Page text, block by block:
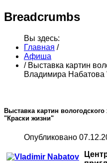
Breadcrumbs
Вы здесь:
Главная /
Афиша
/ Выставка картин
Владимира Набатова
Выставка картин
"Краски жизни"
Опубликовано